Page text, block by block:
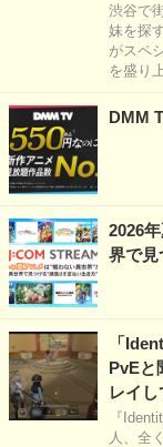
渋谷で
妹を探
がスペ
を盛り
DMM
2026
界で見
「
PvEと
レイし
『
人、全